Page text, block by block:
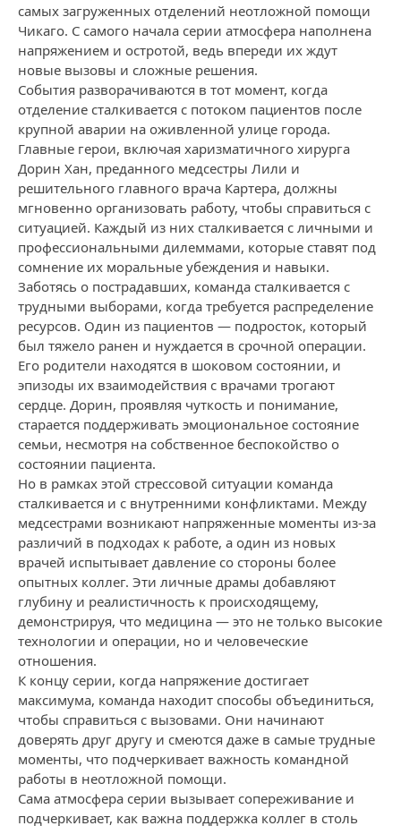
самых загруженных отделений неотложной помощи
Чикаго. С самого начала серии атмосфера наполнена
напряжением и остротой, ведь впереди их ждут
новые вызовы и сложные решения.
События разворачиваются в тот момент, когда
отделение сталкивается с потоком пациентов после
крупной аварии на оживленной улице города.
Главные герои, включая харизматичного хирурга
Дорин Хан, преданного медсестры Лили и
решительного главного врача Картера, должны
мгновенно организовать работу, чтобы справиться с
ситуацией. Каждый из них сталкивается с личными и
профессиональными дилеммами, которые ставят под
сомнение их моральные убеждения и навыки.
Заботясь о пострадавших, команда сталкивается с
трудными выборами, когда требуется распределение
ресурсов. Один из пациентов — подросток, который
был тяжело ранен и нуждается в срочной операции.
Его родители находятся в шоковом состоянии, и
эпизоды их взаимодействия с врачами трогают
сердце. Дорин, проявляя чуткость и понимание,
старается поддерживать эмоциональное состояние
семьи, несмотря на собственное беспокойство о
состоянии пациента.
Но в рамках этой стрессовой ситуации команда
сталкивается и с внутренними конфликтами. Между
медсестрами возникают напряженные моменты из-за
различий в подходах к работе, а один из новых
врачей испытывает давление со стороны более
опытных коллег. Эти личные драмы добавляют
глубину и реалистичность к происходящему,
демонстрируя, что медицина — это не только высокие
технологии и операции, но и человеческие
отношения.
К концу серии, когда напряжение достигает
максимума, команда находит способы объединиться,
чтобы справиться с вызовами. Они начинают
доверять друг другу и смеются даже в самые трудные
моменты, что подчеркивает важность командной
работы в неотложной помощи.
Сама атмосфера серии вызывает сопереживание и
подчеркивает, как важна поддержка коллег в столь